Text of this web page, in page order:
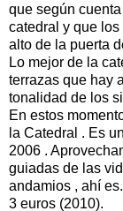
que según
catedral y que
alto de la puerta
Lo mejor de la
terrazas que hay
tonalidad de los
En estos
la Catedral . Es
2006 .
guiadas de las
andamios , ahí
3 euros (2010).